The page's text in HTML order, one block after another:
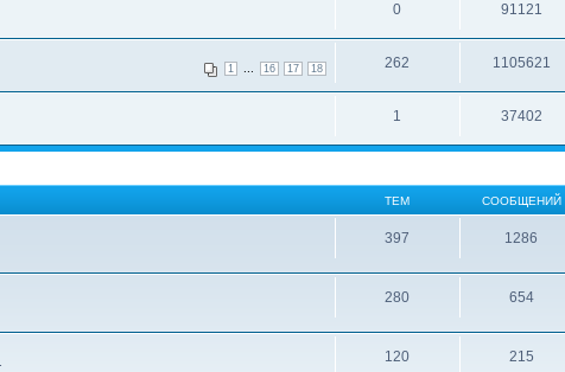
0 91121
1 16 17 18 262 1105621
1 37402
ТЕМ СООБЩЕНИЙ
397 1286
280 654
120 215